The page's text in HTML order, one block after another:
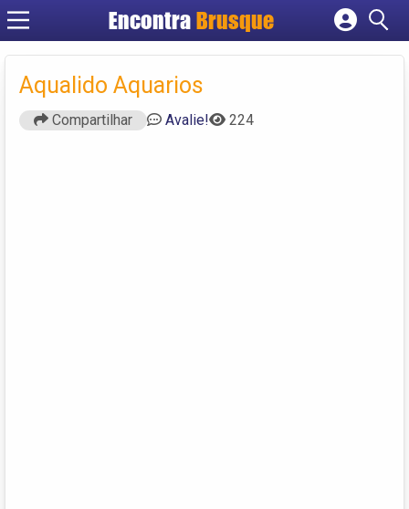
EncontraBrusque
Cadastrar empresa
Criar conta
Aqualido Aquarios
Compartilhar Avalie! 224